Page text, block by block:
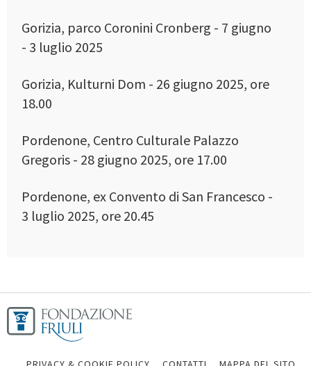
Gorizia, parco Coronini Cronberg - 7 giugno
- 3 luglio 2025
Gorizia, Kulturni Dom - 26 giugno 2025, ore
18.00
Pordenone, Centro Culturale Palazzo
Gregoris - 28 giugno 2025, ore 17.00
Pordenone, ex Convento di San Francesco -
3 luglio 2025, ore 20.45